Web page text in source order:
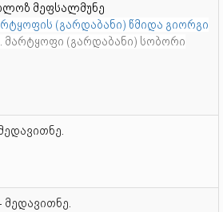
მეფსალმუნე
(გარდაბანი) წმიდა გიორგი
მარტყოფი (გარდაბანი) სობორი